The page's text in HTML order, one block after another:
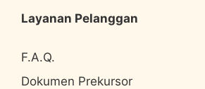
Layanan Pelanggan
F.A.Q.
Dokumen Prekursor